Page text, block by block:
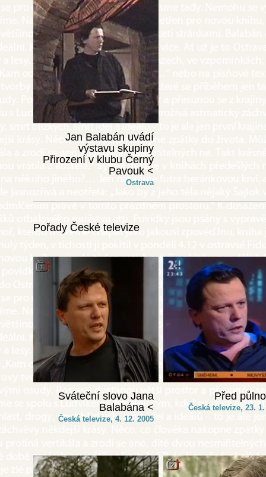
Jan Balabán uvádí
výstavu skupiny
Přirození v klubu Černý
Pavouk <
Ostrava
Pořady České televize
Sváteční slovo Jana
Balabána <
Česká televize, 4. 12. 2005
Před
Česká televize, 23. 1.